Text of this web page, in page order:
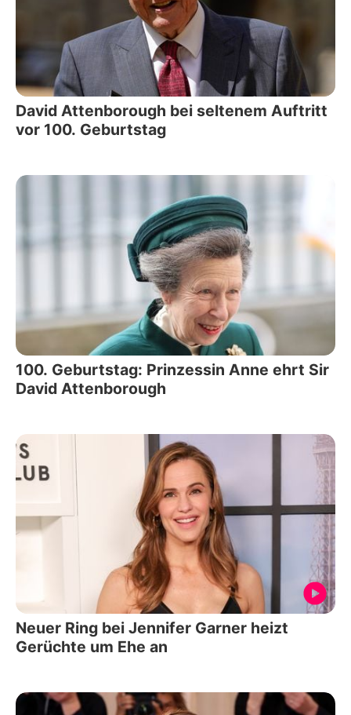
David Attenborough bei seltenem Auftritt
vor 100. Geburtstag
100. Geburtstag: Prinzessin Anne ehrt Sir
David Attenborough
Neuer Ring bei Jennifer Garner heizt
Gerüchte um Ehe an